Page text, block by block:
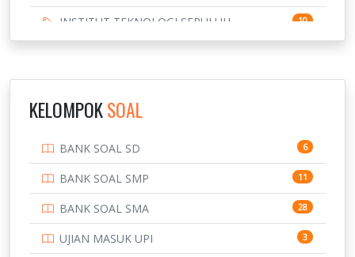
INSTITUT TEKNOLOGI SEPULUH
NOVEMBER
10
3
169
7
PTDI STTD 4
KELOMPOKSOAL
BANK SOAL SD 6
BANK SOAL SMP 11
BANK SOAL SMA 28
UJIAN MASUK UPI 3